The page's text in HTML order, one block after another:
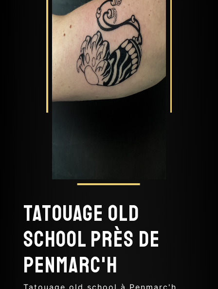
Tatouage old
school près de
Penmarc'h
Tatouage old school à Penmarc'h